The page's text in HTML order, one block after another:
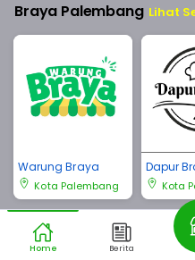
Braya Palembang Lihat
Warung Braya
Kota Palembang
Dapur
Kota
Braya Bali Lihat Semua
Home Berita